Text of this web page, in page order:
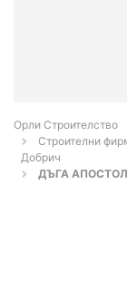
Орли Строителство
Строителни
Добрич
ДЪГА АПОСТОЛ